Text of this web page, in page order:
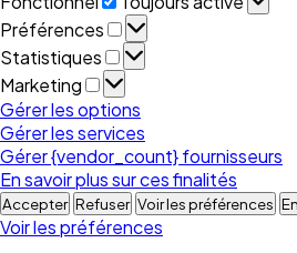
Préférences
Préférences
Statistiques
Statistiques
Marketing
Marketing
Gérer les options
Gérer les services
Gérer {vendor_count} fournisseurs
En savoir plus sur ces finalités
Accepter Refuser Voir les préférences
Voir les préférences